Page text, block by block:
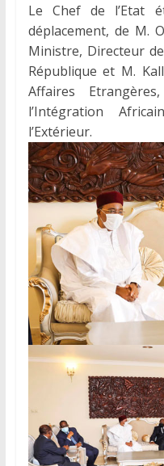
Le Chef de l’Etat
déplacement, de M.
Ministre, Directeur
République et M.
Affaires
l’Intégration
l’Extérieur.